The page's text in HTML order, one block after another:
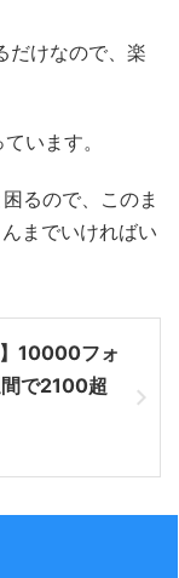
だけなので、楽
います。
るので、このま
までいければい
10000フォ
で2100超